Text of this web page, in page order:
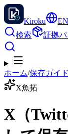
Kiroku
EN
検索
証拠パ
ホーム/保存ガイド
X魚拓
X（